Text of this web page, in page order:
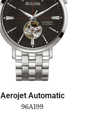
Aerojet Automatic
96A199